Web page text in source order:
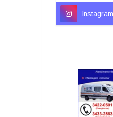
Instagram